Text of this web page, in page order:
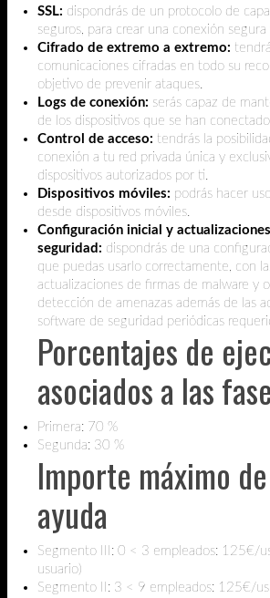
SSL: dispondrás de un protocolo de
seguros, para crear una conexión segura
Cifrado de extremo a extremo:
comunicaciones cifradas en todo su
objetivo de prevenir ataques.
Logs de conexión: serás capaz de
de los dispositivos que se han
Control de acceso: tendrás la
conexión a tu red privada única y
dispositivos autorizados por ti.
Dispositivos móviles: podrás hacer
desde dispositivos móviles.
Configuración inicial y
seguridad: dispondrás de una
que puedas usarlo correctamente, con
actualizaciones de firmas de malware y
detección de amenazas además de las
software de seguridad periódicas
Porcentajes de
asociados a las
Primera: 70 %
Segunda: 30 %
Importe máximo
ayuda
Segmento III: 0 < 3 empleados: 125€/
usuario)
Segmento II: 3 < 9 empleados: 125€/